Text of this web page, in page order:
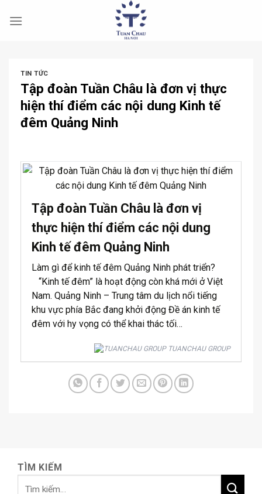
TIN TỨC
Tập đoàn Tuần Châu là đơn vị thực
hiện thí điểm các nội dung Kinh tế
đêm Quảng Ninh
Tập đoàn Tuần Châu là đơn vị
thực hiện thí điểm các nội dung
Kinh tế đêm Quảng Ninh
Làm gì để kinh tế đêm Quảng Ninh phát triển?
“Kinh tế đêm” là hoạt động còn khá mới ở Việt
Nam. Quảng Ninh – Trung tâm du lịch nổi tiếng
khu vực phía Bắc đang khởi động Đề án kinh tế
đêm với hy vọng có thể khai thác tối…
TUANCHAU GROUP
TÌM KIẾM